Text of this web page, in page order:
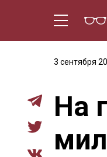
3 сентября
На